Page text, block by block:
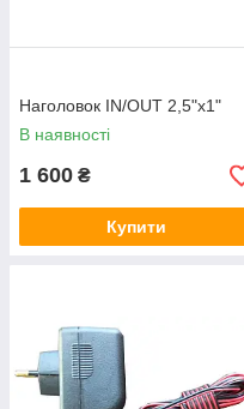
Наголовок IN/OUT 2,5"х1"
В наявності
1 600 ₴
Купити